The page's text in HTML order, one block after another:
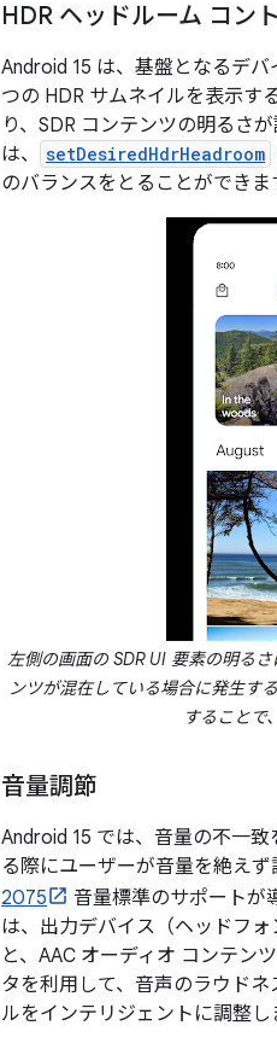
HDR ヘッドルーム コン
Android 15 は、基盤となるデ
つの HDR サムネイルを表示す
り、SDR コンテンツの明るさ
は、
setDesiredHdrHeadroom
のバランスをとることができま
左側の画面の SDR UI 要素の明る
ンツが混在している場合に発生す
することで
音量調節
Android 15 では、音量の不一
る際にユーザーが音量を絶えず
2075
音量標準のサポートが
は、出力デバイス（ヘッドフ
と、AAC オーディオ コンテン
タを利用して、音声のラウド
ルをインテリジェントに調整し